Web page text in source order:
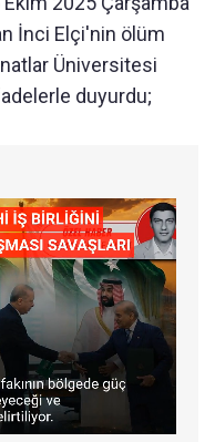
İnci Elçi'nin ölüm
Üniversitesi
duyurdu;